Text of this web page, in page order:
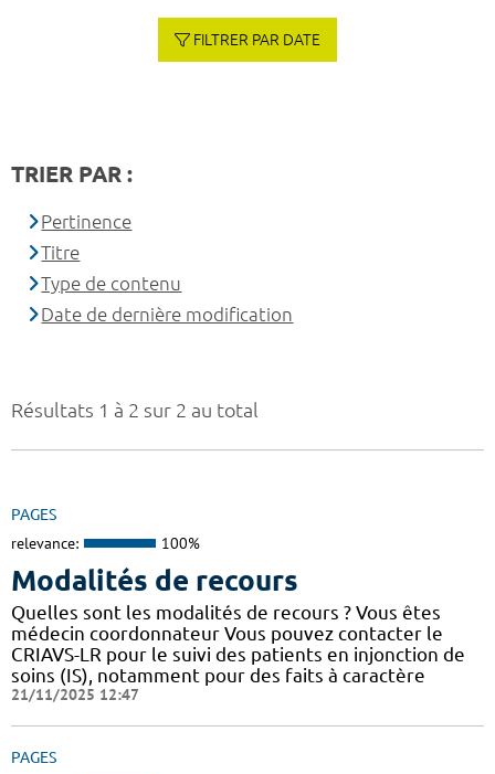
Résultats 1 à 2 sur 2 au total
PAGES
relevance: 100%
Modalités de recours
Quelles sont les modalités de recours ? Vous êtes
médecin coordonnateur Vous pouvez contacter le
CRIAVS-LR pour le suivi des patients en injonction de
soins (IS), notamment pour des faits à caractère
21/11/2025 12:47
PAGES
FILTRER PAR DATE
TRIER PAR :
Pertinence
Titre
Type de contenu
Date de dernière modification